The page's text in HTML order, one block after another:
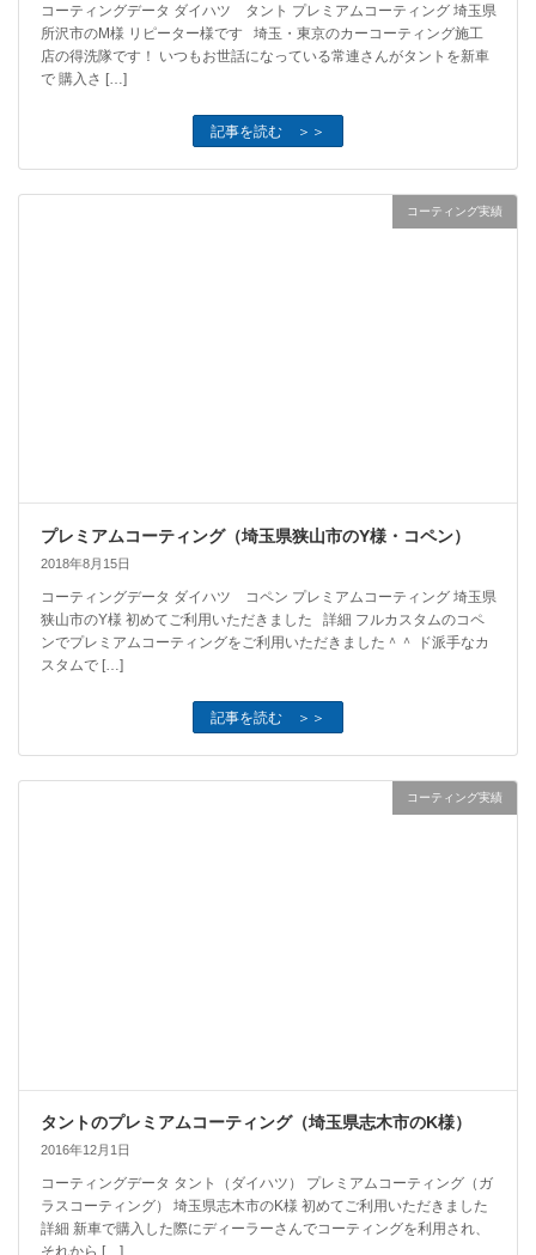
コーティングデータ ダイハツ タント プレミアムコーティング 埼玉県
所沢市のM様 リピーター様です 埼玉・東京のカーコーティング施工
店の得洗隊です！ いつもお世話になっている常連さんがタントを新車
で 購入さ […]
記事を読む ＞＞
コーティング実績
プレミアムコーティング（埼玉県狭山市のY様・コペン）
2018年8月15日
コーティングデータ ダイハツ コペン プレミアムコーティング 埼玉県
狭山市のY様 初めてご利用いただきました 詳細 フルカスタムのコペ
ンでプレミアムコーティングをご利用いただきました＾＾ ド派手なカ
スタムで […]
記事を読む ＞＞
コーティング実績
タントのプレミアムコーティング（埼玉県志木市のK様）
2016年12月1日
コーティングデータ タント（ダイハツ） プレミアムコーティング（ガ
ラスコーティング） 埼玉県志木市のK様 初めてご利用いただきました
詳細 新車で購入した際にディーラーさんでコーティングを利用され、
それから […]